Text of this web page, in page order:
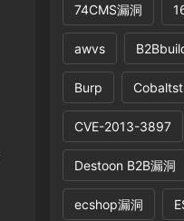
74CMS漏洞
awvs
Burp
CVE-2013-3897
Destoon B2B漏洞
ecshop漏洞